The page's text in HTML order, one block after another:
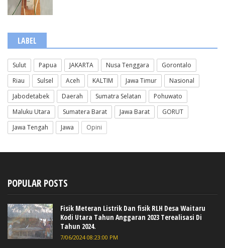
LABEL
Sulut Papua JAKARTA Nusa Tenggara
Gorontalo
Riau
Sulsel Aceh KALTIM Jawa Timur
Nasional
Jabodetabek
Daerah Sumatra Selatan
Pohuwato
Maluku Utara
Sumatera Barat Jawa Barat
GORUT
Jawa Tengah
Jawa Opini
POPULAR POSTS
Fisik Meteran Listrik Dan fisik RLH Desa Waitaru
Kodi Utara Tahun Anggaran 2023 Terealisasi Di
Tahun 2024.
7/06/2024 08:23:00 PM